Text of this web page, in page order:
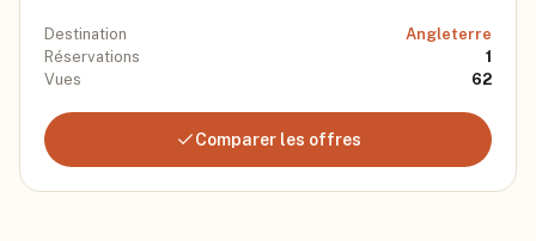
Destination
Angleterre
Réservations
1
Vues
62
Comparer les offres